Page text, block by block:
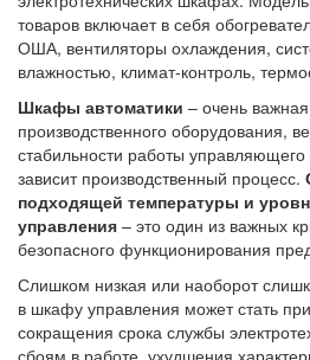
товаров включает в себя
ОША, вентиляторы охлаждения,
влажностью, климат-контроль,
Шкафы автоматики – очень
производственного оборудования,
стабильности работы
зависит производственный процесс.
подходящей температуры и
управления – это один из важных
безопасного функционирования
Слишком низкая или наоборот
в шкафу управления может стать
сокращения срока службы
сбоям в работе, ухудшения